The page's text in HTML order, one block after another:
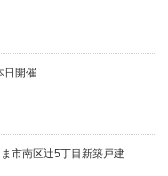
日開催
市南区辻5丁目新築戸建